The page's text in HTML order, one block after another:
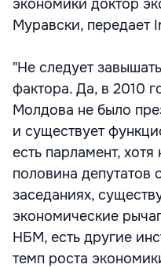
экономики доктор
Муравски, передает
"Не следует
фактора. Да, в 2010
Молдова не было
и существует
есть парламент,
половина депутатов
заседаниях,
экономические
НБМ, есть другие
темп роста